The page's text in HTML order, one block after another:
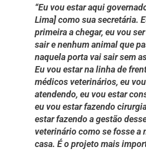
“Eu vou estar aqui
Lima] como sua secretária.
primeira a chegar, eu vou
sair e nenhum animal que
naquela porta vai sair sem
Eu vou estar na linha de
médicos veterinários, eu
atendendo, eu vou estar
eu vou estar fazendo
estar fazendo a gestão
veterinário como se fosse a
casa. É o projeto mais